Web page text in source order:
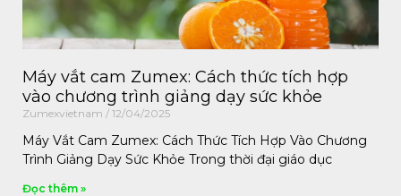
Máy vắt cam Zumex: Cách thức tích hợp
vào chương trình giảng dạy sức khỏe
Zumexvietnam 12/04/2025
Máy Vắt Cam Zumex: Cách Thức Tích Hợp Vào Chương
Trình Giảng Dạy Sức Khỏe Trong thời đại giáo dục
Đọc thêm »